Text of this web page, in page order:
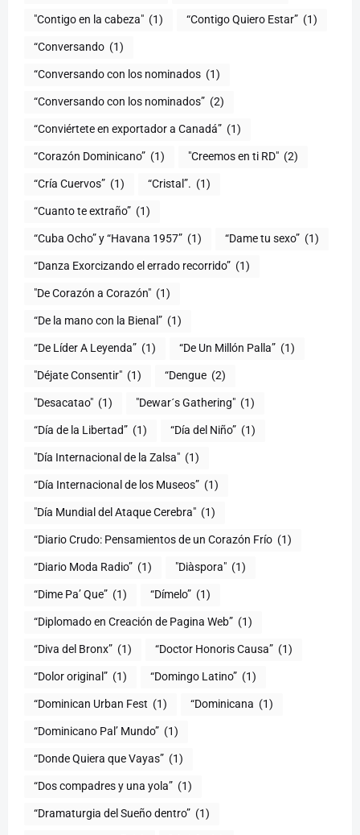
"Contigo en la cabeza" (1) “Contigo Quiero Estar” (1)
“Conversando (1)
“Conversando con los nominados (1)
“Conversando con los nominados” (2)
“Conviértete en exportador a Canadá” (1)
“Corazón Dominicano” (1) "Creemos en ti RD" (2)
“Cría Cuervos” (1) “Cristal”. (1)
“Cuanto te extraño” (1)
“Cuba Ocho” y “Havana 1957” (1) “Dame tu sexo” (1)
“Danza Exorcizando el errado recorrido” (1)
"De Corazón a Corazón" (1)
(1)
“De Líder A Leyenda” (1) “De Un Millón Palla” (1)
"Déjate Consentir" (1) “Dengue (2)
"Desacatao" (1) "Dewar´s Gathering" (1)
(1) “Día del Niño” (1)
"Día Internacional de la Zalsa" (1)
“Día Internacional de los Museos” (1)
"Día Mundial del Ataque Cerebra" (1)
“Diario Crudo: Pensamientos de un Corazón Frío (1)
“Diario Moda Radio” (1) (1)
“Dime Pa’ Que” (1) “Dímelo” (1)
“Diplomado en Creación de Pagina Web” (1)
“Diva del Bronx” (1) “Doctor Honoris Causa” (1)
“Dolor original” (1) “Domingo Latino” (1)
“Dominican Urban Fest (1) “Dominicana (1)
“Dominicano Pal’ Mundo” (1)
“Donde Quiera que Vayas” (1)
“Dos compadres y una yola” (1)
“Dramaturgia del Sueño dentro” (1)